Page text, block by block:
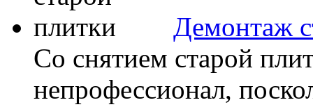
Демонтаж
Со снятием старой
непрофессионал,